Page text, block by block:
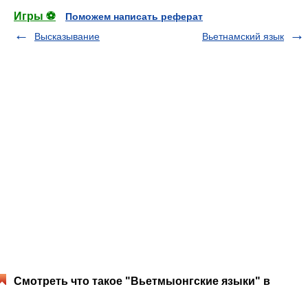
Игры ⚽
Поможем написать реферат
Высказывание
Вьетнамский язык
Смотреть что такое "Вьетмыонгские языки" в